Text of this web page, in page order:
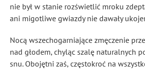
nie był w stanie rozświetlić mroku
ani migotliwe gwiazdy nie dawały
Nocą wszechogarniające zmęczenie
nad głodem, chyląc szalę naturalnych
snu. Obojętni zaś, częstokroć na